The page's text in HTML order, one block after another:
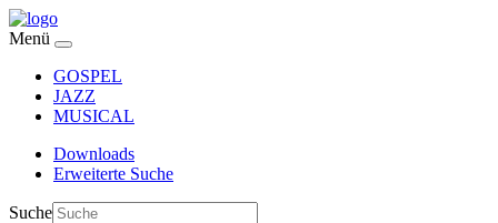
Menü
GOSPEL
JAZZ
MUSICAL
Downloads
Erweiterte Suche
Suche